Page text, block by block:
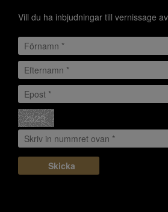
Vill du ha inbjudningar till vernissage